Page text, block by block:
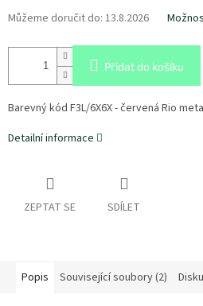
Můžeme doručit do: 13.8.2026
Přidat do košíku
Barevný kód F3L/6X6X - červená Rio
Detailní informace
ZEPTAT SE SDÍLET
Popis Související soubory (2)